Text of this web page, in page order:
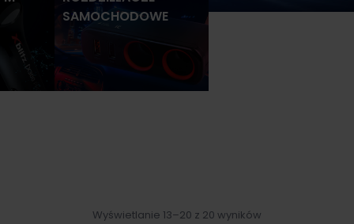
SAMOCHODOWE
Wyświetlanie 13–20 z 20 wyników